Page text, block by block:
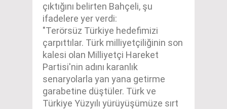
çıktığını belirten Bahçeli, şu
ifadelere yer verdi:
"Terörsüz Türkiye hedefimizi
çarpıttılar. Türk milliyetçiliğinin son
kalesi olan Milliyetçi Hareket
Partisi'nin adını karanlık
senaryolarla yan yana getirme
garabetine düştüler. Türk ve
Türkiye Yüzyılı yürüyüşümüze sırt